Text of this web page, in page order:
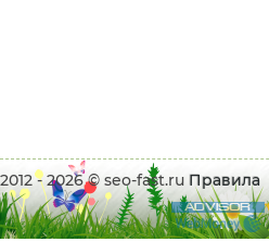
2012 - 2026 © seo-fast.ru Правила